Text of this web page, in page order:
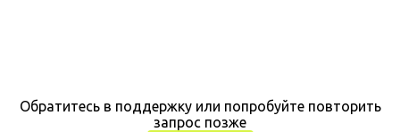
Обратитесь в поддержку или попробуйте повторить
запрос позже